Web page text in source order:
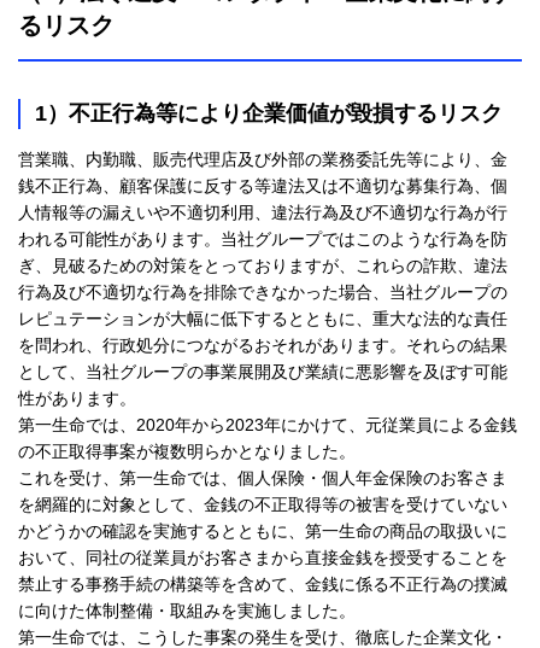
るリスク
1）不正行為等により企業価値が毀損するリスク
営業職、内勤職、販売代理店及び外部の業務委託先等により、金
銭不正行為、顧客保護に反する等違法又は不適切な募集行為、個
人情報等の漏えいや不適切利用、違法行為及び不適切な行為が行
われる可能性があります。当社グループではこのような行為を防
ぎ、見破るための対策をとっておりますが、これらの詐欺、違法
行為及び不適切な行為を排除できなかった場合、当社グループの
レピュテーションが大幅に低下するとともに、重大な法的な責任
を問われ、行政処分につながるおそれがあります。それらの結果
として、当社グループの事業展開及び業績に悪影響を及ぼす可能
性があります。
第一生命では、2020年から2023年にかけて、元従業員による金銭
の不正取得事案が複数明らかとなりました。
これを受け、第一生命では、個人保険・個人年金保険のお客さま
を網羅的に対象として、金銭の不正取得等の被害を受けていない
かどうかの確認を実施するとともに、第一生命の商品の取扱いに
おいて、同社の従業員がお客さまから直接金銭を授受することを
禁止する事務手続の構築等を含めて、金銭に係る不正行為の撲滅
に向けた体制整備・取組みを実施しました。
第一生命では、こうした事案の発生を受け、徹底した企業文化・